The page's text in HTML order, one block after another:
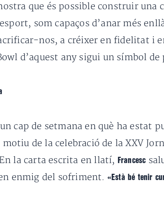
que és possible construir una
som capaços d’anar més
nos, a créixer en fidelitat i
d’aquest any sigui un símbol de
cap de setmana en què ha estat
motiu de la celebració de la XXV
la carta escrita en llatí, Francesc
enmig del sofriment. «Està bé tenir